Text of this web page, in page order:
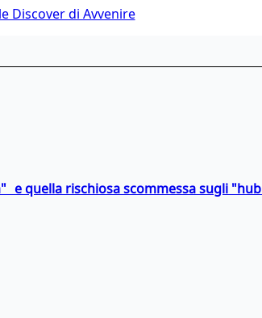
Discover di Avvenire
e quella rischiosa scommessa sugli